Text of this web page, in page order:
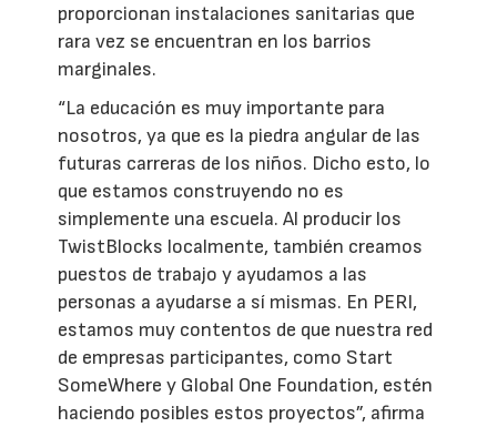
proporcionan instalaciones sanitarias que
rara vez se encuentran en los barrios
marginales.
“La educación es muy importante para
nosotros, ya que es la piedra angular de las
futuras carreras de los niños. Dicho esto, lo
que estamos construyendo no es
simplemente una escuela. Al producir los
TwistBlocks localmente, también creamos
puestos de trabajo y ayudamos a las
personas a ayudarse a sí mismas. En PERI,
estamos muy contentos de que nuestra red
de empresas participantes, como Start
SomeWhere y Global One Foundation, estén
haciendo posibles estos proyectos”, afirma